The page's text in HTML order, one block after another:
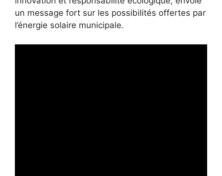
un message fort sur les possibilités offertes par
l’énergie solaire municipale.